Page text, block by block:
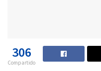
306
Compartido